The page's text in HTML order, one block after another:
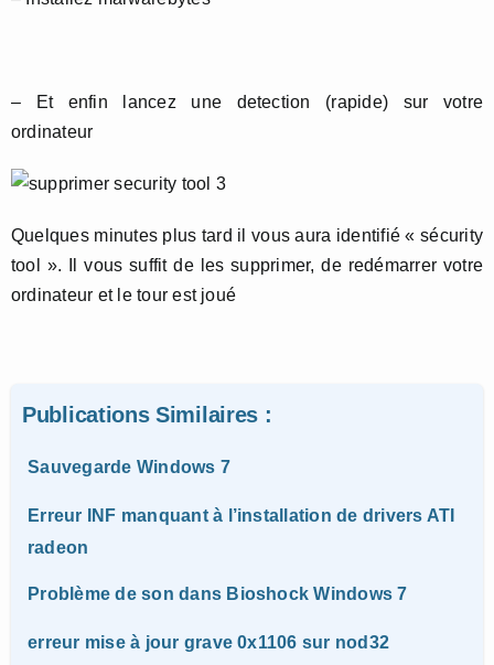
– Et enfin lancez une detection (rapide) sur votre
ordinateur
Quelques minutes plus tard il vous aura identifié « sécurity
tool ». Il vous suffit de les supprimer, de redémarrer votre
ordinateur et le tour est joué
Publications Similaires :
Sauvegarde Windows 7
Erreur INF manquant à l’installation de drivers ATI
radeon
Problème de son dans Bioshock Windows 7
erreur mise à jour grave 0x1106 sur nod32